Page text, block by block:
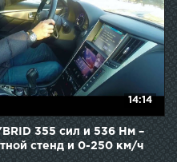
14:14
355 сил и 536 Нм –
стенд и 0-250 км/ч